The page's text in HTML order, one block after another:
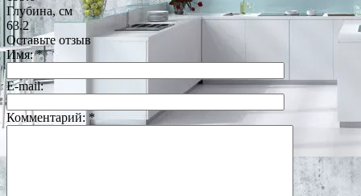
Глубина, см
63.2
Оставьте отзыв
Имя:*
E-mail:
Комментарий: *